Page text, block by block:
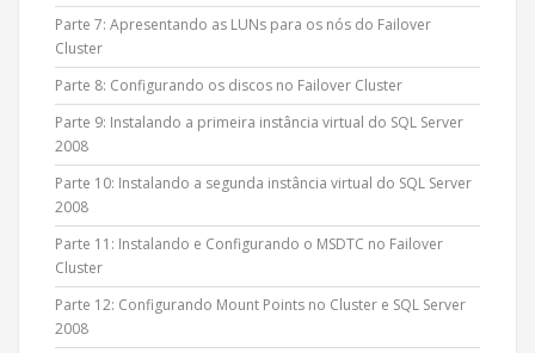
Parte 7: Apresentando as LUNs para os nós do Failover
Cluster
Parte 8: Configurando os discos no Failover Cluster
Parte 9: Instalando a primeira instância virtual do SQL Server
2008
Parte 10: Instalando a segunda instância virtual do SQL Server
2008
Parte 11: Instalando e Configurando o MSDTC no Failover
Cluster
Parte 12: Configurando Mount Points no Cluster e SQL Server
2008